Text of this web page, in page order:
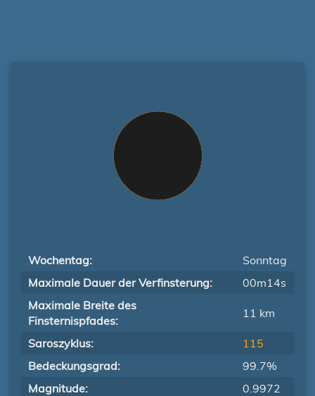
Wochentag:
Sonntag
Maximale Dauer der Verfinsterung:
00m14s
Maximale Breite des
Finsternispfades:
11 km
Saroszyklus:
115
Bedeckungsgrad:
99.7%
Magnitude:
0.9972